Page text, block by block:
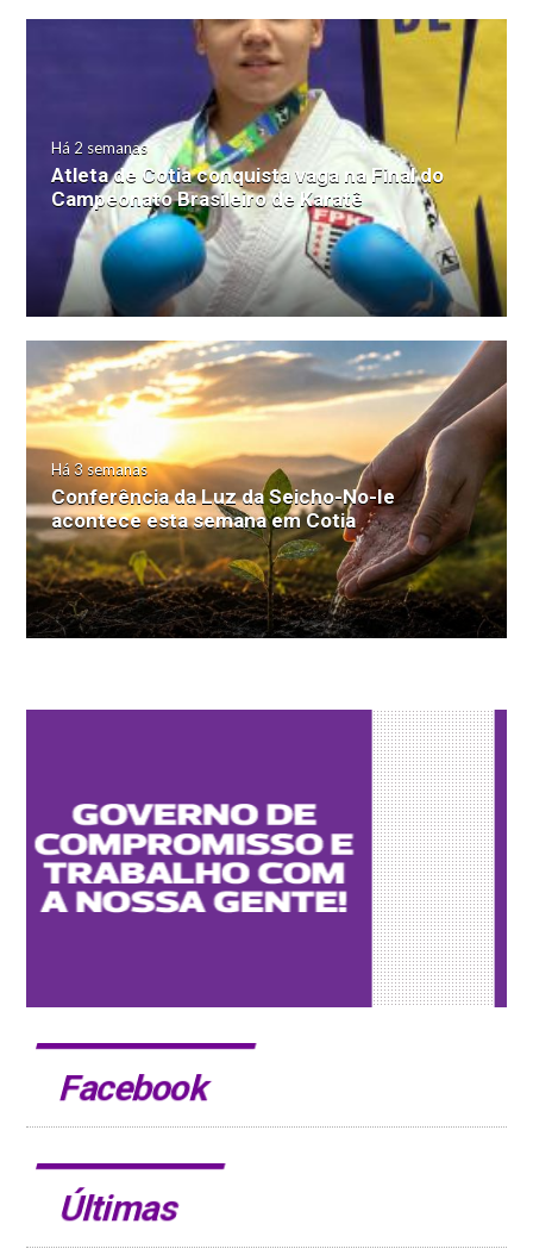
Há 2 semanas
Atleta de Cotia conquista vaga na Final do
Campeonato Brasileiro de Karatê
Há 3 semanas
Conferência da Luz da Seicho-No-Ie
acontece esta semana em Cotia
Facebook
Últimas